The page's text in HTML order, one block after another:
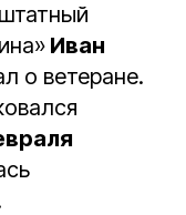
Иван
о ветеране.